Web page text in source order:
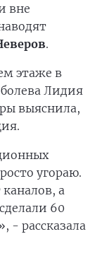
вне
.
этаже в
Лидия
выяснила,
угораю.
а
60
- рассказала